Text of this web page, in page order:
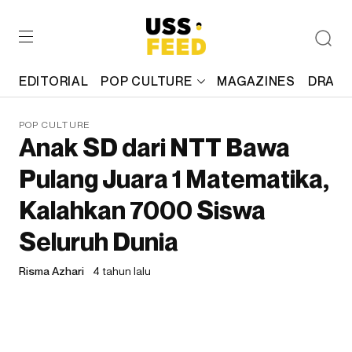
EDITORIAL POP CULTURE MAGAZINES
POP CULTURE
Anak SD dari NTT Bawa
Pulang Juara 1 Matematika,
Kalahkan 7000 Siswa
Seluruh Dunia
Risma Azhari 4 tahun lalu